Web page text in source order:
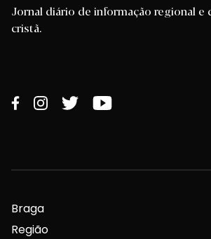
Jornal diário de informação regional e
cristã.
Braga
Região